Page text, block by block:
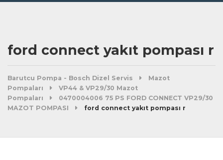
ford connect yakıt pompası r
Barutcu Pompa - Bosch Dizel Servis
Mazot
Pompaları
VP44 & VP29/30 Mazot
Pompaları
0470004006 75 PS FORD CONNECT VP29/30
MAZOT POMPASI
ford connect yakıt pompası r